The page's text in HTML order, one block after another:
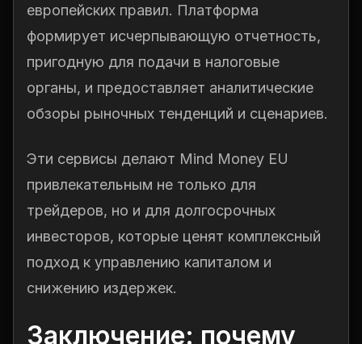
европейских правил. Платформа
формирует исчерпывающую отчетность,
пригодную для подачи в налоговые
органы, и предоставляет аналитические
обзоры рыночных тенденций и сценариев.
Эти сервисы делают Mind Money EU
привлекательным не только для
трейдеров, но и для долгосрочных
инвесторов, которые ценят комплексный
подход к управлению капиталом и
снижению издержек.
Заключение: почему